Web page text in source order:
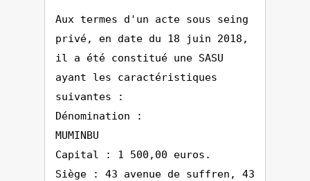
Aux termes d'un acte sous seing
privé, en date du 18 juin 2018,
il a été constitué une SASU
ayant les caractéristiques
suivantes :
Dénomination :
MUMINBU
Capital : 1 500,00 euros.
Siège : 43 avenue de suffren, 43